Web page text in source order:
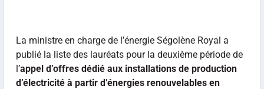
La ministre en charge de l’énergie Ségolène Royal a
publié la liste des lauréats pour la deuxième période de
l’appel d’offres dédié aux installations de production
d’électricité à partir d’énergies renouvelables en